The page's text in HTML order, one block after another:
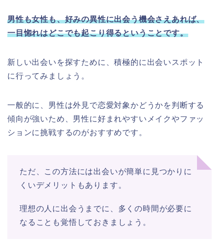
男性も女性も、好みの異性に出会う機会さえあれば、
一目惚れはどこでも起こり得るということです。
新しい出会いを探すために、積極的に出会いスポット
に行ってみましょう。
一般的に、男性は外見で恋愛対象かどうかを判断する
傾向が強いため、男性に好まれやすいメイクやファッ
ションに挑戦するのがおすすめです。
ただ、この方法には出会いが簡単に見つかりに
くいデメリットもあります。
理想の人に出会うまでに、多くの時間が必要に
なることも覚悟しておきましょう。